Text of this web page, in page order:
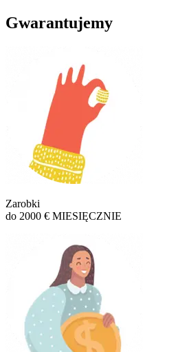
Gwarantujemy
Zarobki
do 2000 € MIESIĘCZNIE